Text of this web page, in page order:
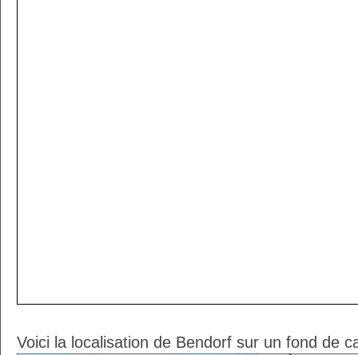
Voici la localisation de Bendorf sur un fond de